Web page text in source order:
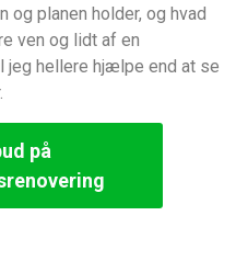
planen holder, og hvad
ven og lidt af en
jeg hellere hjælpe end at se
på